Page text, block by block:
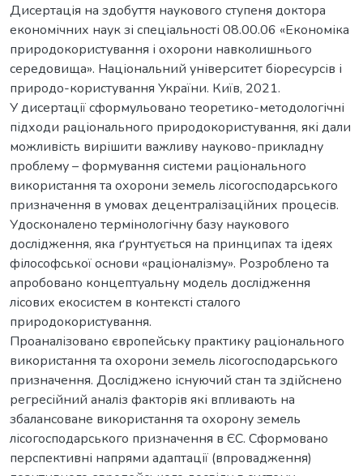
Дисертація на здобуття наукового ступеня доктора
економічних наук зі спеціальності 08.00.06 «Економіка
природокористування і охорони навколишнього
середовища». Національний університет біоресурсів і
природо-користування України. Київ, 2021.
У дисертації сформульовано теоретико-методологічні
підходи раціонального природокористування, які дали
можливість вирішити важливу науково-прикладну
проблему – формування системи раціонального
використання та охорони земель лісогосподарського
призначення в умовах децентралізаційних процесів.
Удосконалено термінологічну базу наукового
дослідження, яка ґрунтується на принципах та ідеях
філософської основи «раціоналізму». Розроблено та
апробовано концептуальну модель дослідження
лісових екосистем в контексті сталого
природокористування.
Проаналізовано європейську практику раціонального
використання та охорони земель лісогосподарського
призначення. Досліджено існуючий стан та здійснено
регресійний аналіз факторів які впливають на
збалансоване використання та охорону земель
лісогосподарського призначення в ЄС. Сформовано
перспективні напрями адаптації (впровадження)